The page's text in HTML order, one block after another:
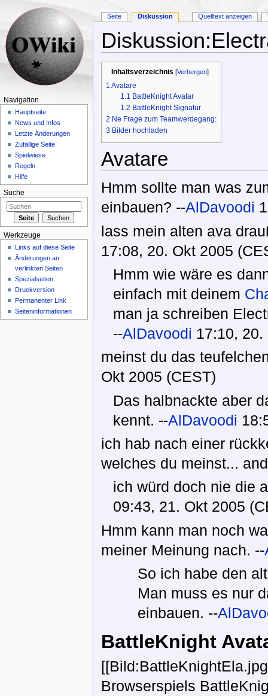
Inhaltsverzeichnis [Verbergen]
1 Avatare
1.1 BattleKnight Avatar
1.2 BattleKnight Signatur
2 Ne Frage zum Teamwerdegang:
3 Bilder hochladen
Avatare
Hmm sollte man was
einbauen? --AlDavoodi
lass mein alten ava
17:08, 20. Okt 2005
Hmm wie wäre es
einfach mit deinem
man ja schreiben
--AlDavoodi 17:10,
meinst du das
Okt 2005 (CEST)
Das halbnackte aber
kennt. --AlDavoodi
ich hab nach einer
welches du meinst...
ich würd doch nie die
09:43, 21. Okt 2005
Hmm kann man noch
meiner Meinung nach. --
So ich habe den
Man muss es nur
einbauen. --
BattleKnight
Browserspiels
Seite Diskussion Quelltext anzeigen
Navigation
Hauptseite
News und Infos
Letzte Änderungen
Zufällige Seite
Spielwiese
Regeln
Hilfe
Suche
Werkzeuge
Links auf diese Seite
Änderungen an
verlinkten Seiten
Spezialseiten
Druckversion
Permanenter Link
Seiteninformationen